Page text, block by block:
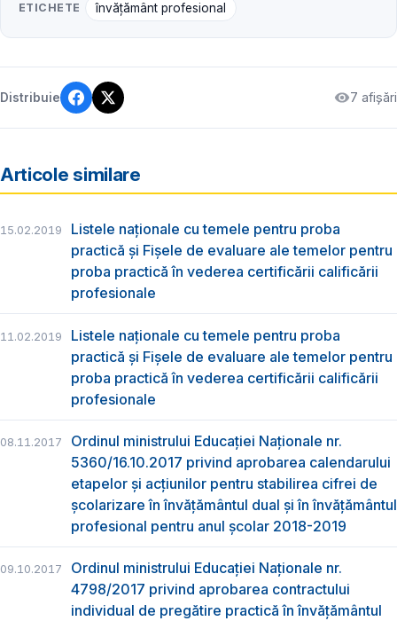
ETICHETE învățământ profesional
Distribuie 7 afișări
Articole similare
15.02.2019
Listele naționale cu temele pentru proba
practică și Fișele de evaluare ale temelor pentru
proba practică în vederea certificării calificării
profesionale
11.02.2019
Listele naționale cu temele pentru proba
practică și Fișele de evaluare ale temelor pentru
proba practică în vederea certificării calificării
profesionale
08.11.2017
Ordinul ministrului Educaţiei Naţionale nr.
5360/16.10.2017 privind aprobarea calendarului
etapelor și acțiunilor pentru stabilirea cifrei de
școlarizare în învățământul dual și în învățământul
profesional pentru anul școlar 2018-2019
09.10.2017
Ordinul ministrului Educației Naționale nr.
4798/2017 privind aprobarea contractului
individual de pregătire practică în învățământul